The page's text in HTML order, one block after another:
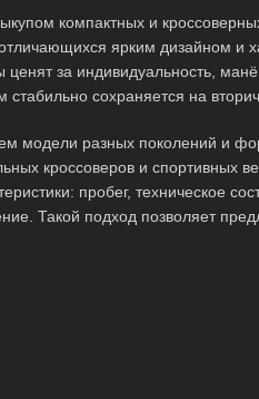
компактных и
ярким дизайном и
за индивидуальность,
стабильно сохраняется на
модели разных поколений и
кроссоверов и спортивных
пробег, техническое
Такой подход позволяет